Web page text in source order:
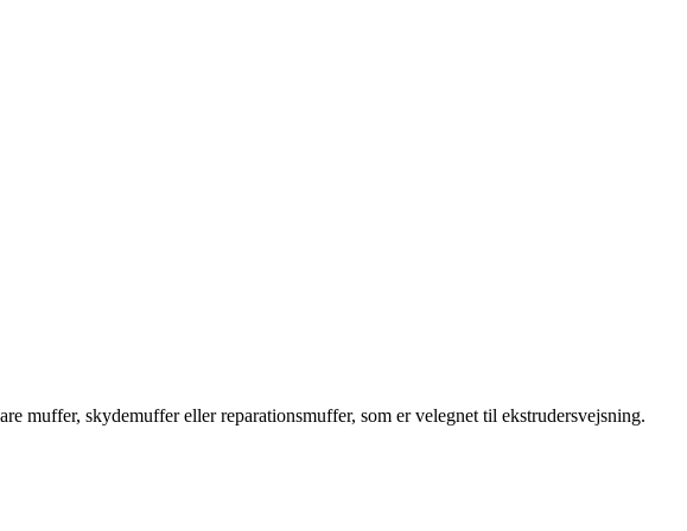
skydemuffer eller reparationsmuffer, som er velegnet til ekstrudersvejsning.